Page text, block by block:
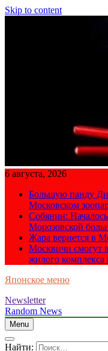
Skip to content
6 августа, 2026
Большую панду
Московском
Собянин:
Морозовской
Жара вернется в
Москвичи смогут
жилого
Японское меню
Newsletter
Random News
Menu
Найти: